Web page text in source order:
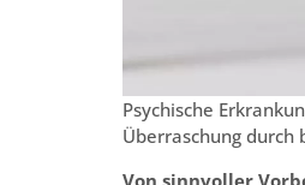
Psychische
Überraschung
Von sinnvoller